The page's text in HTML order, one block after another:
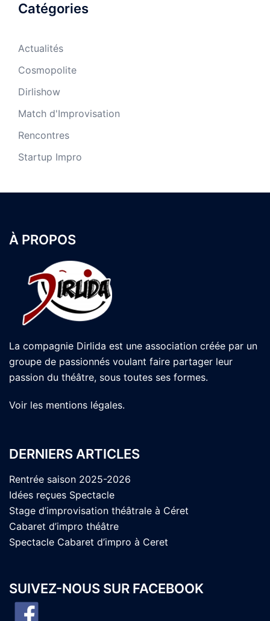
Catégories
Actualités
Cosmopolite
Dirlishow
Match d'Improvisation
Rencontres
Startup Impro
À PROPOS
La compagnie Dirlida est une association créée par un
groupe de passionnés voulant faire partager leur
passion du théâtre, sous toutes ses formes.
Voir les mentions légales.
DERNIERS ARTICLES
Rentrée saison 2025-2026
Idées reçues Spectacle
Stage d’improvisation théâtrale à Céret
Cabaret d’impro théâtre
Spectacle Cabaret d’impro à Ceret
SUIVEZ-NOUS SUR FACEBOOK